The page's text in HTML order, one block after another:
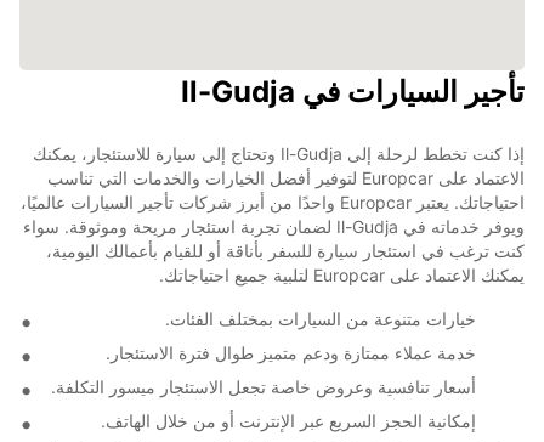
تأجير السيارات في Il-Gudja
إذا كنت تخطط لرحلة إلى Il-Gudja وتحتاج إلى سيارة للاستئجار، يمكنك
الاعتماد على Europcar لتوفير أفضل الخيارات والخدمات التي تناسب
احتياجاتك. يعتبر Europcar واحدًا من أبرز شركات تأجير السيارات عالميًا،
ويوفر خدماته في Il-Gudja لضمان تجربة استئجار مريحة وموثوقة. سواء
كنت ترغب في استئجار سيارة للسفر بأناقة أو للقيام بأعمالك اليومية،
يمكنك الاعتماد على Europcar لتلبية جميع احتياجاتك.
خيارات متنوعة من السيارات بمختلف الفئات.
خدمة عملاء ممتازة ودعم متميز طوال فترة الاستئجار.
أسعار تنافسية وعروض خاصة تجعل الاستئجار ميسور التكلفة.
إمكانية الحجز السريع عبر الإنترنت أو من خلال الهاتف.